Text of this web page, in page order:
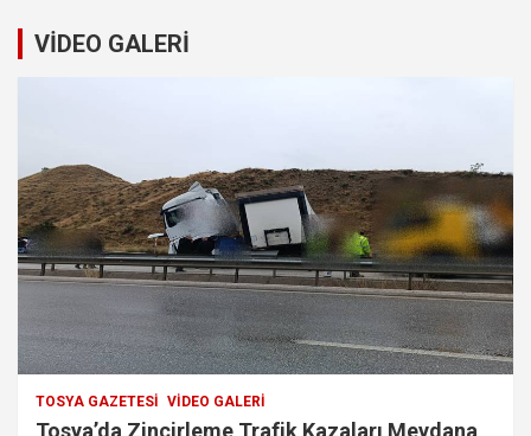
VİDEO GALERİ
TOSYA GAZETESI VIDEO GALERI
Tosya’da Zincirleme Trafik Kazaları Meydana